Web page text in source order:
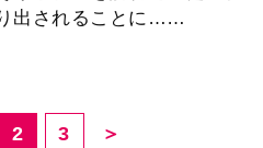
出されることに……
2 3 ＞